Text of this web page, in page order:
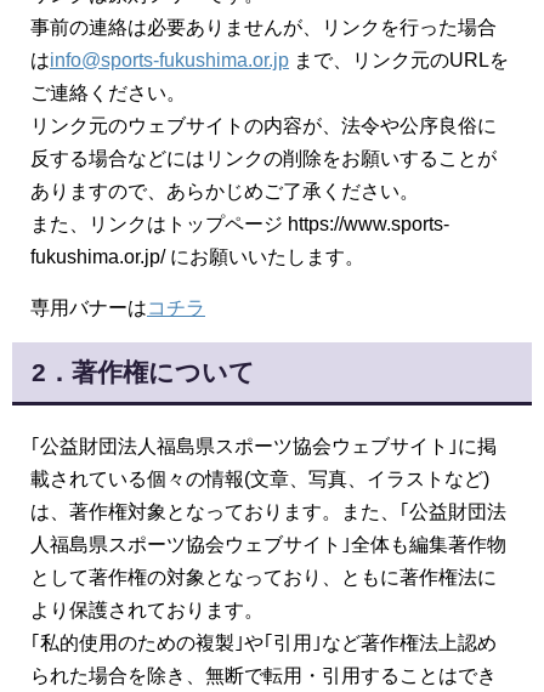
事前の連絡は必要ありませんが、リンクを行った場合
はinfo@sports-fukushima.or.jp まで、リンク元のURLを
ご連絡ください。
リンク元のウェブサイトの内容が、法令や公序良俗に
反する場合などにはリンクの削除をお願いすることが
ありますので、あらかじめご了承ください。
また、リンクはトップページ https://www.sports-
fukushima.or.jp/ にお願いいたします。
専用バナーはコチラ
2．著作権について
｢公益財団法人福島県スポーツ協会ウェブサイト｣に掲
載されている個々の情報(文章、写真、イラストなど)
は、著作権対象となっております。また、｢公益財団法
人福島県スポーツ協会ウェブサイト｣全体も編集著作物
として著作権の対象となっており、ともに著作権法に
より保護されております。
｢私的使用のための複製｣や｢引用｣など著作権法上認め
られた場合を除き、無断で転用・引用することはでき